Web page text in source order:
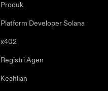
Produk
Platform Developer Solana
x402
Registri Agen
Keahlian